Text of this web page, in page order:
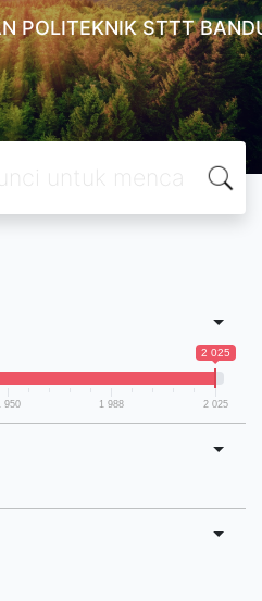
POLITEKNIK STTT
2 025
950 1 988 2 025